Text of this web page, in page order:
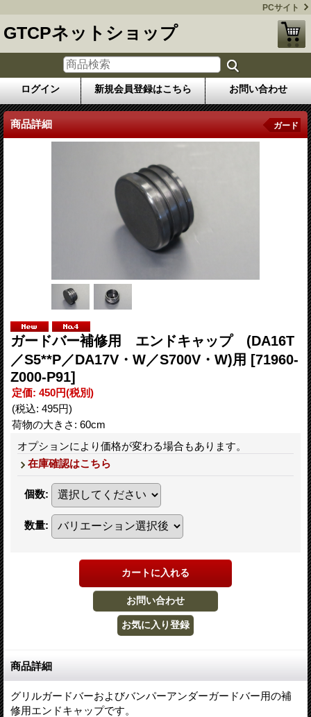
PCサイト
GTCPネットショップ
ログイン 新規会員登録はこちら お問い合わせ
商品詳細 ガード
ガードバー補修用 エンドキャップ (DA16T
／S5**P／DA17V・W／S700V・W)用 [71960-
Z000-P91]
定価: 450円(税別)
(税込: 495円)
荷物の大きさ : 60cm
オプションにより価格が変わる場合もあります。
在庫確認はこちら
個数:
数量:
商品詳細
グリルガードバーおよびバンパーアンダーガードバー用の補
修用エンドキャップです。